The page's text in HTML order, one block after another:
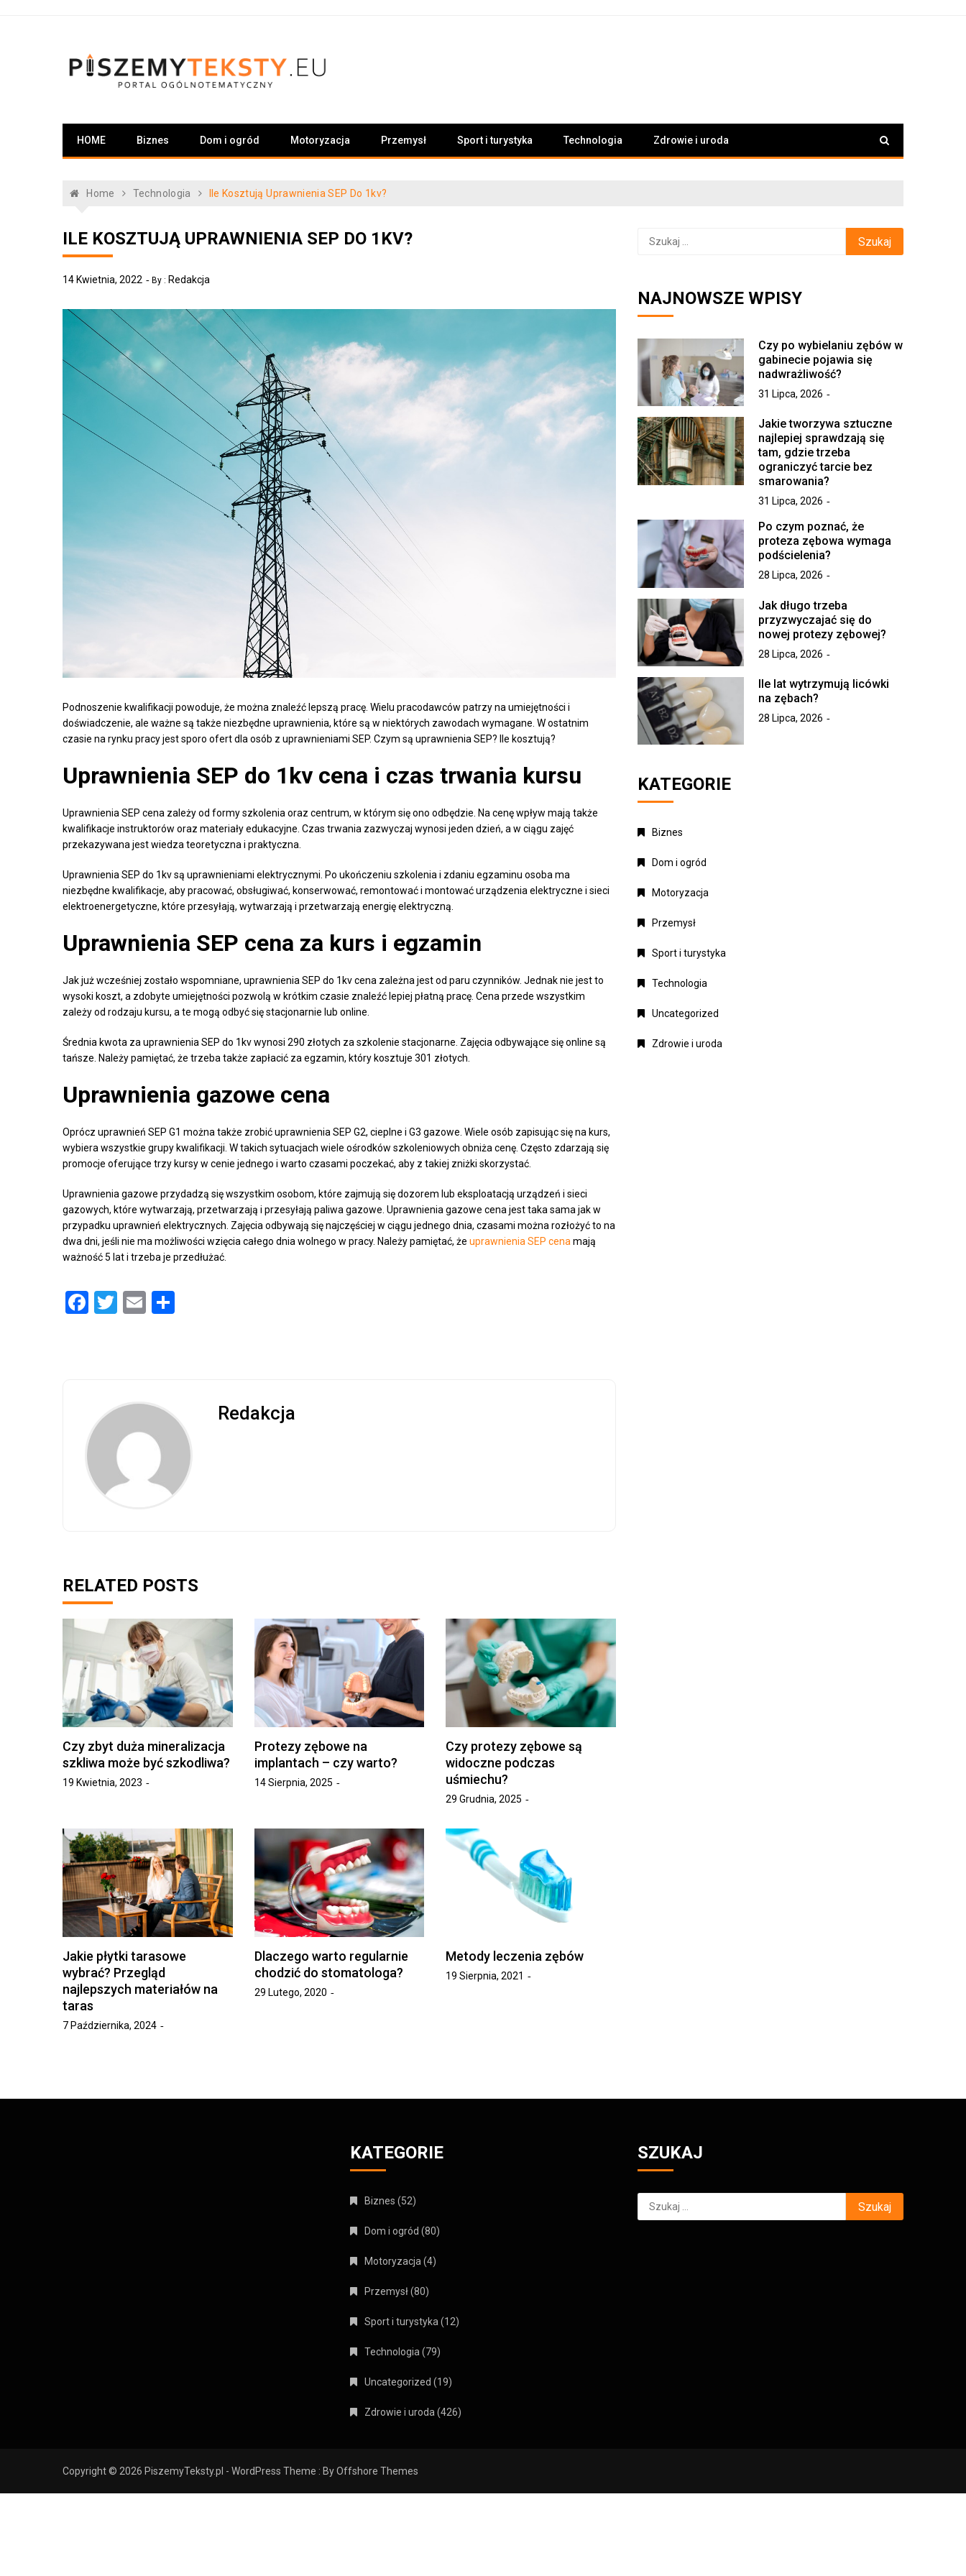
PiszemyTeksty.pl
HOME Biznes Dom i ogród Motoryzacja Przemysł Sport i turystyka Technologia Zdrowie i uroda
Home Technologia Ile Kosztują Uprawnienia SEP Do 1kv?
ILE KOSZTUJĄ UPRAWNIENIA SEP DO 1KV?
14 Kwietnia, 2022 By : Redakcja
Podnoszenie kwalifikacji powoduje, że można znaleźć lepszą pracę. Wielu pracodawców patrzy na umiejętności i
doświadczenie, ale ważne są także niezbędne uprawnienia, które są w niektórych zawodach wymagane. W ostatnim
czasie na rynku pracy jest sporo ofert dla osób z uprawnieniami SEP. Czym są uprawnienia SEP? Ile kosztują?
Uprawnienia SEP do 1kv cena i czas trwania kursu
Uprawnienia SEP cena zależy od formy szkolenia oraz centrum, w którym się ono odbędzie. Na cenę wpływ mają także
kwalifikacje instruktorów oraz materiały edukacyjne. Czas trwania zazwyczaj wynosi jeden dzień, a w ciągu zajęć
przekazywana jest wiedza teoretyczna i praktyczna.
Uprawnienia SEP do 1kv są uprawnieniami elektrycznymi. Po ukończeniu szkolenia i zdaniu egzaminu osoba ma
niezbędne kwalifikacje, aby pracować, obsługiwać, konserwować, remontować i montować urządzenia elektryczne i sieci
elektroenergetyczne, które przesyłają, wytwarzają i przetwarzają energię elektryczną.
Uprawnienia SEP cena za kurs i egzamin
Jak już wcześniej zostało wspomniane, uprawnienia SEP do 1kv cena zależna jest od paru czynników. Jednak nie jest to
wysoki koszt, a zdobyte umiejętności pozwolą w krótkim czasie znaleźć lepiej płatną pracę. Cena przede wszystkim
zależy od rodzaju kursu, a te mogą odbyć się stacjonarnie lub online.
Średnia kwota za uprawnienia SEP do 1kv wynosi 290 złotych za szkolenie stacjonarne. Zajęcia odbywające się online są
tańsze. Należy pamiętać, że trzeba także zapłacić za egzamin, który kosztuje 301 złotych.
Uprawnienia gazowe cena
Oprócz uprawnień SEP G1 można także zrobić uprawnienia SEP G2, cieplne i G3 gazowe. Wiele osób zapisując się na kurs,
wybiera wszystkie grupy kwalifikacji. W takich sytuacjach wiele ośrodków szkoleniowych obniża cenę. Często zdarzają się
promocje oferujące trzy kursy w cenie jednego i warto czasami poczekać, aby z takiej zniżki skorzystać.
Uprawnienia gazowe przydadzą się wszystkim osobom, które zajmują się dozorem lub eksploatacją urządzeń i sieci
gazowych, które wytwarzają, przetwarzają i przesyłają paliwa gazowe. Uprawnienia gazowe cena jest taka sama jak w
przypadku uprawnień elektrycznych. Zajęcia odbywają się najczęściej w ciągu jednego dnia, czasami można rozłożyć to na
dwa dni, jeśli nie ma możliwości wzięcia całego dnia wolnego w pracy. Należy pamiętać, że uprawnienia SEP cena mają
ważność 5 lat i trzeba je przedłużać.
Facebook
Twitter
Email
Redakcja
RELATED POSTS
Czy zbyt duża mineralizacja
szkliwa może być szkodliwa?
19 Kwietnia, 2023
Protezy zębowe na
implantach – czy warto?
14 Sierpnia, 2025
Czy protezy zębowe są
widoczne podczas
uśmiechu?
29 Grudnia, 2025
Jakie płytki tarasowe
wybrać? Przegląd
najlepszych materiałów na
taras
7 Października, 2024
Dlaczego warto regularnie
chodzić do stomatologa?
29 Lutego, 2020
Metody leczenia zębów
19 Sierpnia, 2021
Szukaj:
NAJNOWSZE WPISY
Czy po wybielaniu zębów w
gabinecie pojawia się
nadwrażliwość?
31 Lipca, 2026
Jakie tworzywa sztuczne
najlepiej sprawdzają się
tam, gdzie trzeba
ograniczyć tarcie bez
smarowania?
31 Lipca, 2026
Po czym poznać, że
proteza zębowa wymaga
podścielenia?
28 Lipca, 2026
Jak długo trzeba
przyzwyczajać się do
nowej protezy zębowej?
28 Lipca, 2026
Ile lat wytrzymują licówki
na zębach?
28 Lipca, 2026
KATEGORIE
Biznes
Dom i ogród
Motoryzacja
Przemysł
Sport i turystyka
Technologia
Uncategorized
Zdrowie i uroda
KATEGORIE
Biznes (52)
Dom i ogród (80)
Motoryzacja (4)
Przemysł(80)
Sport i turystyka (12)
Technologia (79)
Uncategorized (19)
Zdrowie i uroda (426)
SZUKAJ
Szukaj:
Copyright © 2026 PiszemyTeksty.pl - WordPress Theme : ByOffshore Themes